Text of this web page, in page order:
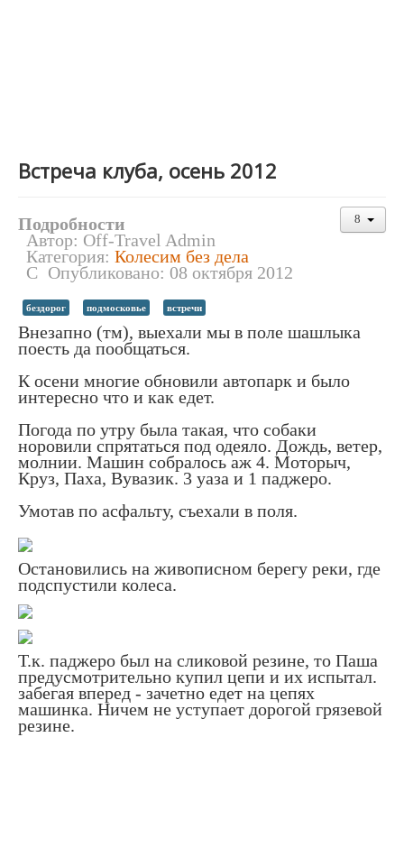
Встреча клуба, осень 2012
Подробности
Автор: Off-Travel Admin
Категория: Колесим без дела
Опубликовано: 08 октября 2012
бездорог подмосковье встречи
Внезапно (тм), выехали мы в поле шашлыка
поесть да пообщаться.
К осени многие обновили автопарк и было
интересно что и как едет.
Погода по утру была такая, что собаки
норовили спрятаться под одеяло. Дождь, ветер,
молнии. Машин собралось аж 4. Моторыч,
Круз, Паха, Вувазик. 3 уаза и 1 паджеро.
Умотав по асфальту, съехали в поля.
Остановились на живописном берегу реки, где
подспустили колеса.
Т.к. паджеро был на сликовой резине, то Паша
предусмотрительно купил цепи и их испытал.
забегая вперед - зачетно едет на цепях
машинка. Ничем не уступает дорогой грязевой
резине.